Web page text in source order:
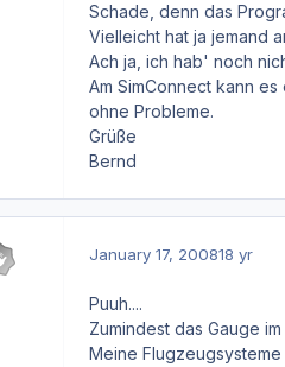
Schade, denn das
Vielleicht hat ja jemand
Ach ja, ich hab' noch
Am SimConnect kann
ohne Probleme.
Grüße
Bernd
January 17, 200818 yr
Puuh....
Zumindest das Gauge
Meine